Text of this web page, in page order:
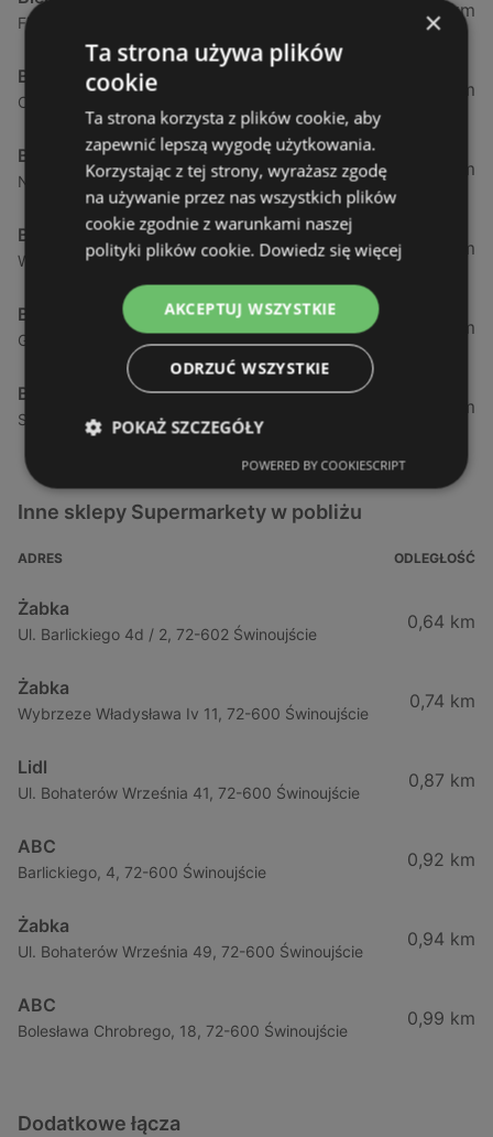
Fińska 4, 72-602 Świnoujście
0,23 km
Biedronka
Chrobrego 9, 72-600 Świnoujście
0,84 km
Biedronka
Nowokarsiborska 2, 72-600 Świnoujście
1,87 km
Biedronka
Wojska Polskiego 16a, 72-600 Świnoujście
2,77 km
Biedronka
Gryfa Pomorskiego, 72-500 Międzyzdroje
12,39 km
Biedronka
Sienkiewicza 32, 72-510 Wolin
24,01 km
Inne sklepy Supermarkety w pobliżu
ADRES ODLEGŁOŚĆ
Żabka
Ul. Barlickiego 4d / 2, 72-602 Świnoujście
0,64 km
Żabka
Wybrzeze Władysława Iv 11, 72-600 Świnoujście
0,74 km
Lidl
Ul. Bohaterów Września 41, 72-600 Świnoujście
0,87 km
ABC
Barlickiego, 4, 72-600 Świnoujście
0,92 km
Żabka
Ul. Bohaterów Września 49, 72-600 Świnoujście
0,94 km
ABC
Bolesława Chrobrego, 18, 72-600 Świnoujście
0,99 km
Dodatkowe łącza
×
Ta strona używa plików
cookie
Ta strona korzysta z plików cookie, aby
zapewnić lepszą wygodę użytkowania.
Korzystając z tej strony, wyrażasz zgodę
na używanie przez nas wszystkich plików
cookie zgodnie z warunkami naszej
polityki plików cookie. Dowiedz się więcej
AKCEPTUJ WSZYSTKIE
ODRZUĆ WSZYSTKIE
POKAŻ SZCZEGÓŁY
POWERED BY COOKIESCRIPT